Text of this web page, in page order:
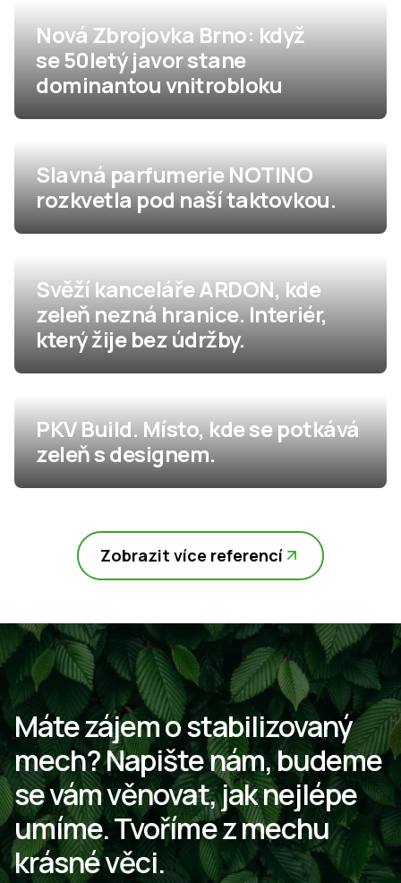
Nová Zbrojovka Brno: když
se 50letý javor stane
dominantou vnitrobloku
Slavná parfumerie NOTINO
rozkvetla pod naší taktovkou.
Svěží kanceláře ARDON, kde
zeleň nezná hranice. Interiér,
který žije bez údržby.
PKV Build. Místo, kde se potkává
zeleň s designem.
Zobrazit více referencí
Mátezájemo stabilizovaný
mech?Napištenám,budeme
se vámvěnovat,jaknejlépe
umíme.Tvořímez mechu
krásnévěci.